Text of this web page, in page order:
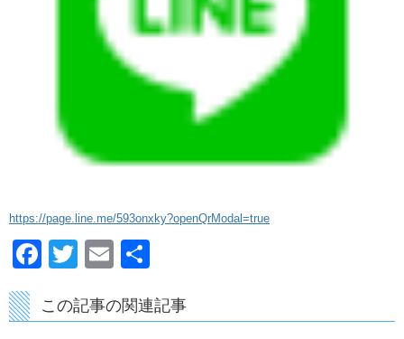
https://page.line.me/593onxky?openQrModal=true
Facebook
TwitterEmail
この記事の関連記事